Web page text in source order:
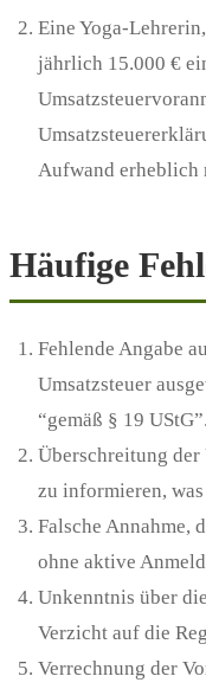
Eine Yoga-
jährlich 15.000 €
Aufwand erheblich
Häufige
Fehlende Angabe
Umsatzsteuer
“gemäß § 19 UStG”.
Überschreitung der
zu informieren,
Falsche Annahme,
ohne aktive
Unkenntnis über
Verzicht auf die
Verrechnung der